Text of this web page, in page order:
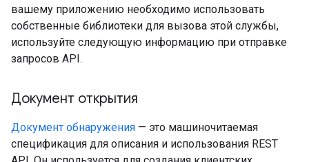
вашему приложению необходимо использовать
собственные библиотеки для вызова этой службы,
используйте следующую информацию при отправке
запросов API.
Документ открытия
Документ обнаружения — это машиночитаемая
спецификация для описания и использования REST